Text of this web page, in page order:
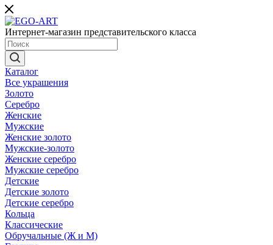
Интернет-магазин представительского класса
Каталог
Все украшения
Золото
Серебро
Женские
Мужские
Женские золото
Мужские-золото
Женские серебро
Мужские серебро
Детские
Детские золото
Детские серебро
Кольца
Классические
Обручальные (Ж и М)